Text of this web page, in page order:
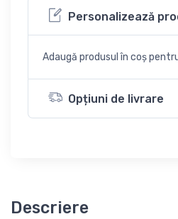
Personalizează
Adaugă produsul în coș
Opțiuni de livrare
Descriere